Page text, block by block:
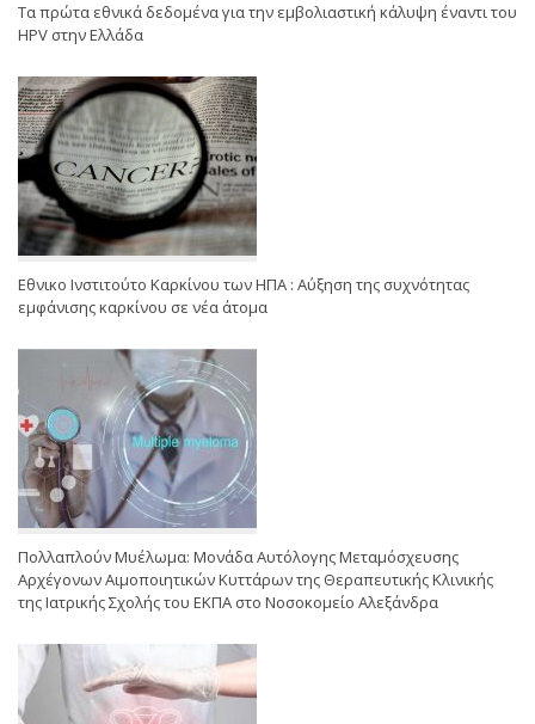
Τα πρώτα εθνικά δεδομένα για την εμβολιαστική κάλυψη έναντι του
HPV στην Ελλάδα
Εθνικο Ινστιτούτο Καρκίνου των ΗΠΑ : Αύξηση της συχνότητας
εμφάνισης καρκίνου σε νέα άτομα
Πολλαπλούν Μυέλωμα: Μονάδα Αυτόλογης Μεταμόσχευσης
Αρχέγονων Αιμοποιητικών Κυττάρων της Θεραπευτικής Κλινικής
της Ιατρικής Σχολής του ΕΚΠΑ στο Νοσοκομείο Αλεξάνδρα